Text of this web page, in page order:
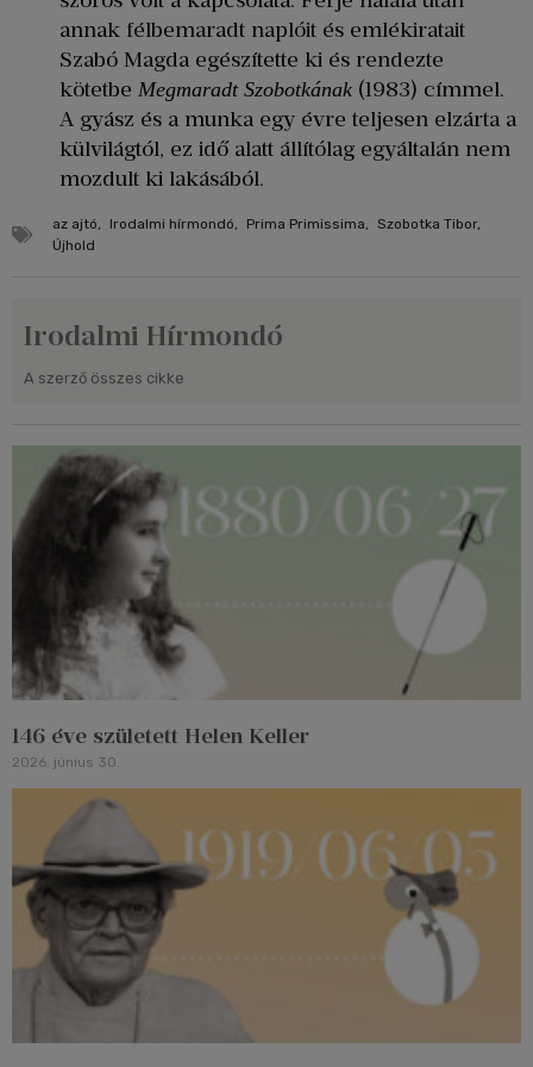
annak félbemaradt naplóit és emlékiratait
Szabó Magda egészítette ki és rendezte
kötetbe Megmaradt Szobotkának (1983) címmel.
A gyász és a munka egy évre teljesen elzárta a
külvilágtól, ez idő alatt állítólag egyáltalán nem
mozdult ki lakásából.
az ajtó, Irodalmi hírmondó, Prima Primissima, Szobotka Tibor,
Újhold
Irodalmi Hírmondó
A szerző összes cikke
146 éve született Helen Keller
2026. június 30.